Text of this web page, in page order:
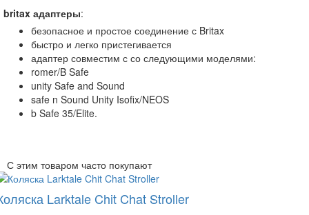
britax адаптеры:
безопасное и простое соединение с Britax
быстро и легко пристегивается
адаптер совместим с со следующими моделями:
romer/B Safe
unity Safe and Sound
safe n Sound Unity Isofix/NEOS
b Safe 35/Elite.
С этим товаром часто покупают
Larktale Chit Chat Stroller